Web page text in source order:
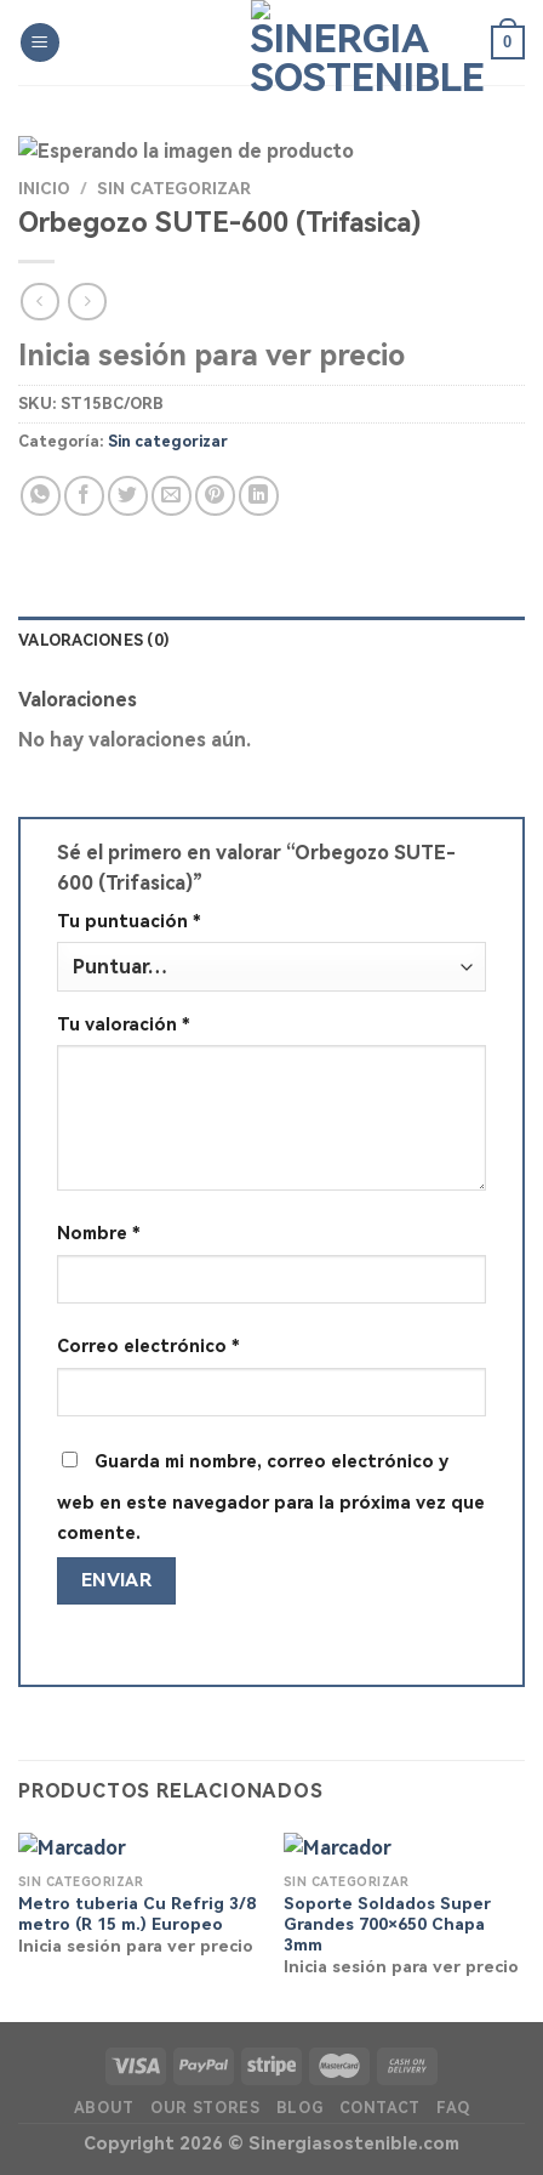
0
INICIO / SIN CATEGORIZAR
Orbegozo SUTE-600 (Trifasica)
Inicia sesión para ver precio
SKU: ST15BC/ORB
Categoría: Sin categorizar
VALORACIONES (0)
Valoraciones
No hay valoraciones aún.
Sé el primero en valorar “Orbegozo SUTE-
600 (Trifasica)”
Tu puntuación *
Tu valoración *
Nombre *
Correo electrónico *
Guarda mi nombre, correo electrónico y
web en este navegador para la próxima vez que
comente.
PRODUCTOS RELACIONADOS
SIN CATEGORIZAR
Metro tuberia Cu Refrig 3/8
metro (R 15 m.) Europeo
Inicia sesión para ver precio
SIN CATEGORIZAR
Soporte Soldados Super
Grandes 700×650 Chapa
3mm
Inicia sesión para ver precio
ABOUT OUR STORES BLOG CONTACT FAQ
Copyright 2026 © Sinergiasostenible.com